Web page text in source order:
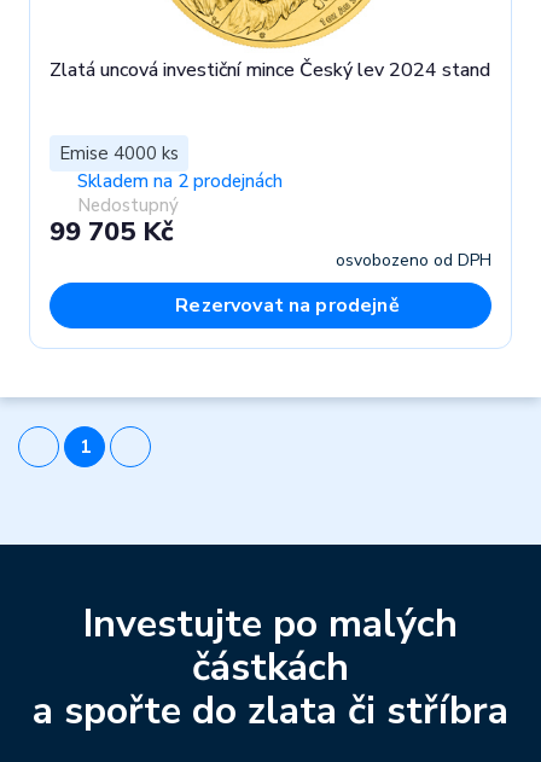
Zlatá uncová investiční mince Český lev 2024 stand
Emise 4000 ks
Skladem na 2 prodejnách
Nedostupný
99 705 Kč
osvobozeno od DPH
Rezervovat na prodejně
1
Investujte po malých
částkách
a spořte do zlata či stříbra